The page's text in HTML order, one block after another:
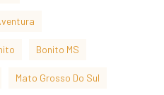
Bonito MS
Mato Grosso Do Sul